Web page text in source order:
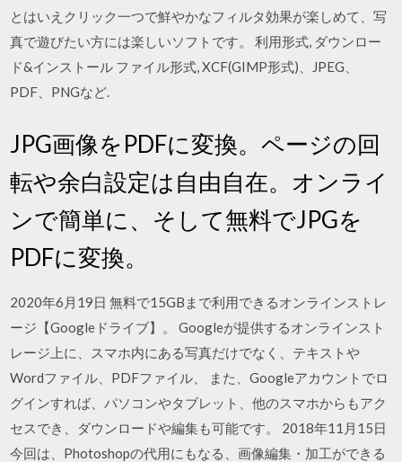
とはいえクリック一つで鮮やかなフィルタ効果が楽しめて、写
真で遊びたい方には楽しいソフトです。 利用形式, ダウンロー
ド&インストール ファイル形式, XCF(GIMP形式)、JPEG、
PDF、PNGなど.
JPG画像をPDFに変換。ページの回
転や余白設定は自由自在。オンライ
ンで簡単に、そして無料でJPGを
PDFに変換。
2020年6月19日 無料で15GBまで利用できるオンラインストレ
ージ【Googleドライブ】。 Googleが提供するオンラインスト
レージ上に、スマホ内にある写真だけでなく、テキストや
Wordファイル、PDFファイル、 また、Googleアカウントでロ
グインすれば、パソコンやタブレット、他のスマホからもアク
セスでき、ダウンロードや編集も可能です。 2018年11月15日
今回は、Photoshopの代用にもなる、画像編集・加工ができる